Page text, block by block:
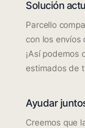
Solución
Parcello
con los envíos
¡Así podemos
estimados de
Ayudar
Creemos que